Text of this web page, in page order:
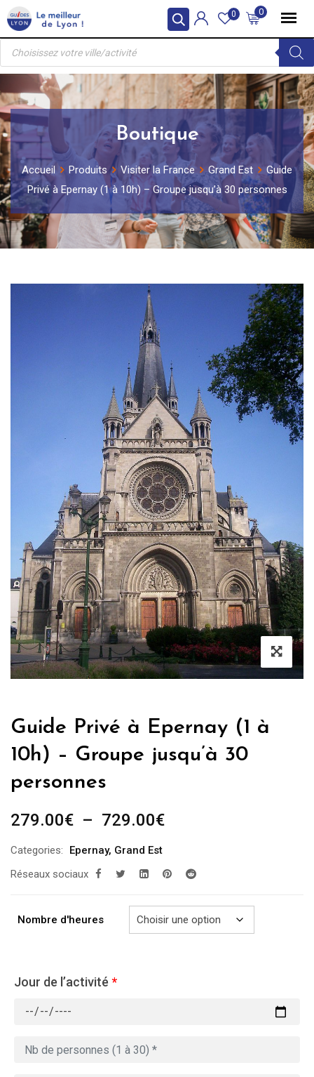
Skip
to
content
0
0
Recherche
produits
Boutique
Accueil Produits Visiter la France Grand Est
Guide
Privé à Epernay (1 à 10h) – Groupe jusqu’à 30 personnes
Guide Privé à Epernay (1 à
10h) – Groupe jusqu’à 30
personnes
279.00€ – 729.00€Plage
279.00€
729.00€
Categories: Epernay, Grand Est
Réseaux sociaux
Nombre d'heures
Jour de l’activité *